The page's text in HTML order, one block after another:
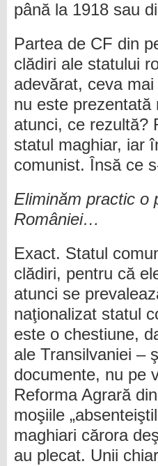
până la 1918 sau
Partea de CF din
clădiri ale statului
adevărat, ceva mai
nu este prezentată
atunci, ce rezultă?
statul maghiar, iar
comunist. Însă ce
Eliminăm practic o
României…
Exact. Statul
clădiri, pentru că
atunci se
naţionalizat statul
este o chestiune,
ale Transilvaniei –
documente, nu pe
Reforma Agrară
moşiile
maghiari cărora
au plecat. Unii